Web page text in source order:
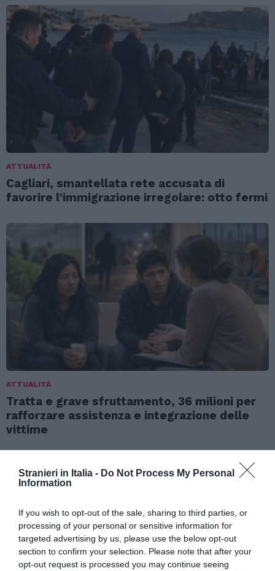
Stranieri in Italia - Do Not Process My Personal
Information
If you wish to opt-out of the sale, sharing to third parties, or
processing of your personal or sensitive information for
targeted advertising by us, please use the below opt-out
section to confirm your selection. Please note that after your
opt-out request is processed you may continue seeing
ATTUALITÀ
Cagliari, smantellata rete accusata di
favorire l’immigrazione irregolare: otto fermi
ATTUALITÀ
Tratta e grave sfruttamento, 36 milioni per
rafforzare assistenza e integrazione delle
vittime